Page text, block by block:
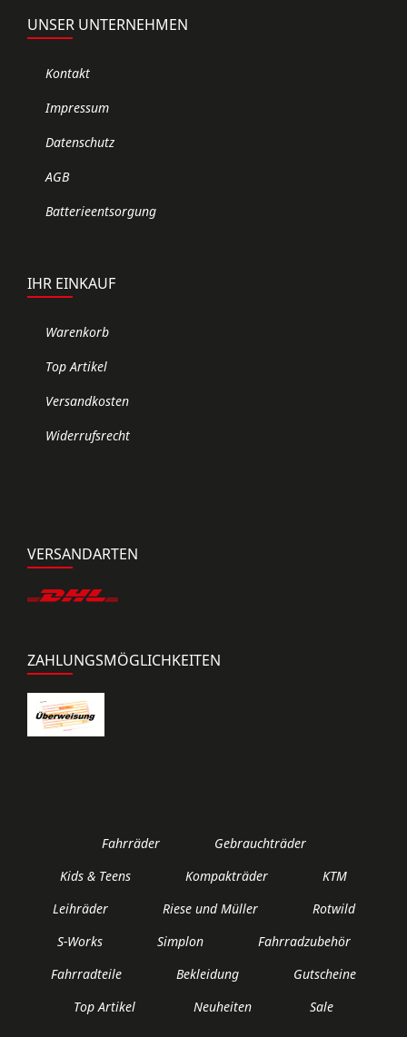
UNSER UNTERNEHMEN
Kontakt
Impressum
Datenschutz
AGB
Batterieentsorgung
IHR EINKAUF
Warenkorb
Top Artikel
Versandkosten
Widerrufsrecht
VERSANDARTEN
ZAHLUNGSMÖGLICHKEITEN
Fahrräder
Gebrauchträder
Kids & Teens
Kompakträder
KTM
Leihräder
Riese und Müller
Rotwild
S-Works
Simplon
Fahrradzubehör
Fahrradteile
Bekleidung
Gutscheine
Top Artikel
Neuheiten Sale